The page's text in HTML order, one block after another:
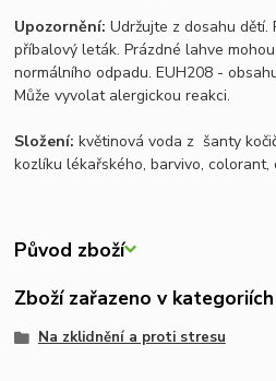
Upozornění: Udržujte z dosahu dětí.
příbalový leták. Prázdné lahve
normálního odpadu. EUH208 -
Může vyvolat alergickou reakci.
Složení: květinová voda z šanty
kozlíku lékařského, barvivo,
Původ zboží
Zboží zařazeno v kategoriích
Na zklidnění a proti stresu